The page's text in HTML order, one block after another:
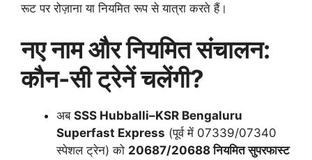
रूट पर रोज़ाना या नियमित रूप से यात्रा करते हैं।
नए नाम और नियमित संचालन:
कौन-सी ट्रेनें चलेंगी?
अब SSS Hubballi–KSR Bengaluru
Superfast Express (पूर्व में 07339/07340
स्पेशल ट्रेन) को 20687/20688 नियमित सुपरफास्ट